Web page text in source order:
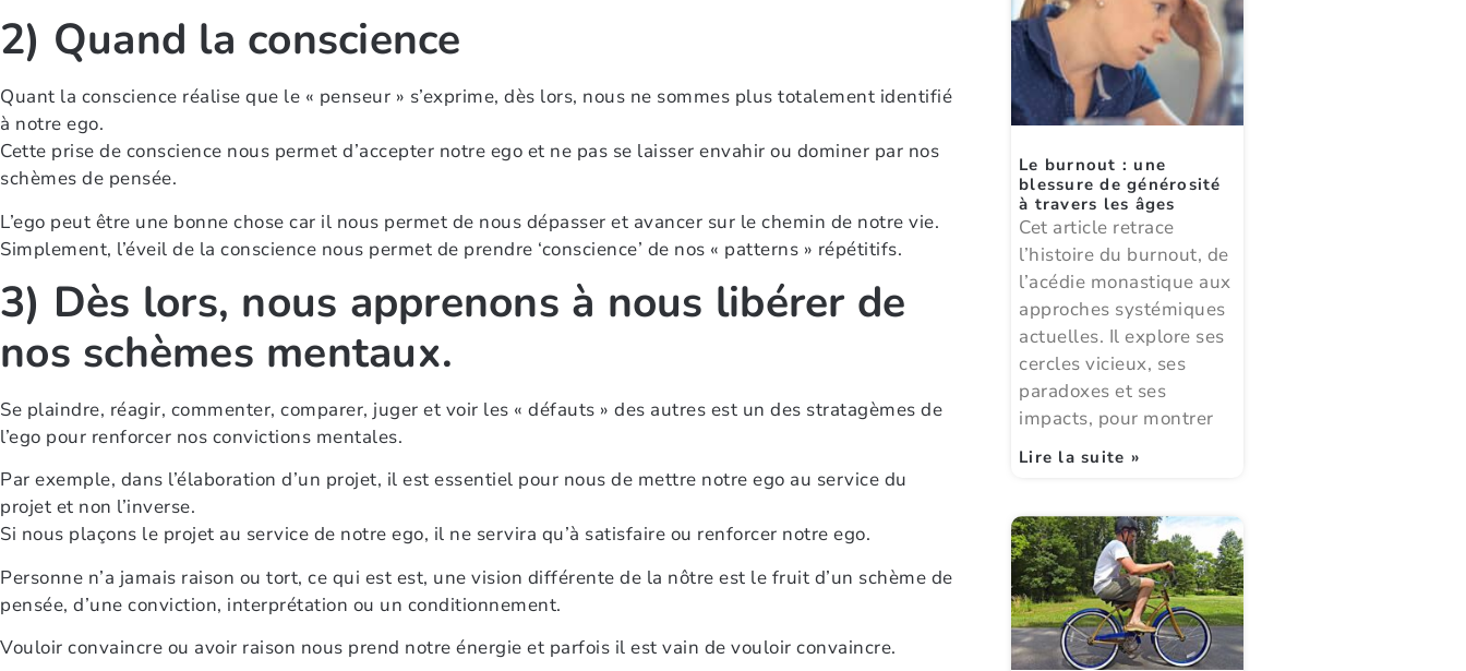
2) Quand la conscience
Quant la conscience réalise que le « penseur » s’exprime, dès lors, nous ne sommes plus totalement identifié
à notre ego.
Cette prise de conscience nous permet d’accepter notre ego et ne pas se laisser envahir ou dominer par nos
schèmes de pensée.
L’ego peut être une bonne chose car il nous permet de nous dépasser et avancer sur le chemin de notre vie.
Simplement, l’éveil de la conscience nous permet de prendre ‘conscience’ de nos « patterns » répétitifs.
3) Dès lors, nous apprenons à nous libérer de
nos schèmes mentaux.
Se plaindre, réagir, commenter, comparer, juger et voir les « défauts » des autres est un des stratagèmes de
l’ego pour renforcer nos convictions mentales.
Par exemple, dans l’élaboration d’un projet, il est essentiel pour nous de mettre notre ego au service du
projet et non l’inverse.
Si nous plaçons le projet au service de notre ego, il ne servira qu’à satisfaire ou renforcer notre ego.
Personne n’a jamais raison ou tort, ce qui est est, une vision différente de la nôtre est le fruit d’un schème de
pensée, d’une conviction, interprétation ou un conditionnement.
Vouloir convaincre ou avoir raison nous prend notre énergie et parfois il est vain de vouloir convaincre.
Le burnout : une
blessure de générosité
à travers les âges
Cet article retrace
l’histoire du burnout, de
l’acédie monastique aux
approches systémiques
actuelles. Il explore ses
cercles vicieux, ses
paradoxes et ses
impacts, pour montrer
Lire la suite »